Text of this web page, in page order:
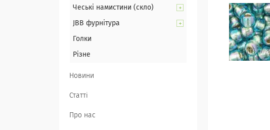
Чеські намистини (скло)
JBB фурнітура
Голки
Різне
Новини
Статті
Про нас